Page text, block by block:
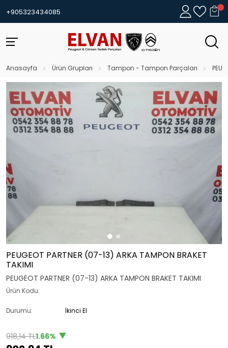
+905323434085
Anasayfa Ürün Grupları Tampon - Tampon Parçaları
PEUGEOT PARTNER (07-13) ARKA TAMPON BRAKET
TAKIMI
PEUGEOT PARTNER (07-13) ARKA TAMPON BRAKET TAKIMI
Ürün Kodu:
Durumu: İkinci El
918,14 TL1.66%